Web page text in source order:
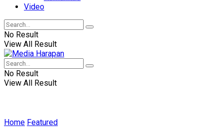
Video
No Result
View All Result
No Result
View All Result
Home Featured